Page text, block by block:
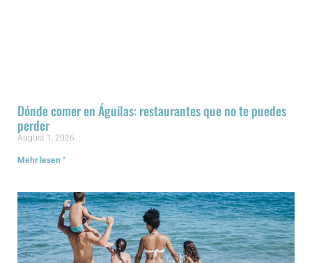
Dónde comer en Águilas: restaurantes que no te puedes
perder
August 1, 2026
Mehr lesen "